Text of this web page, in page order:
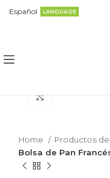
Español LANGUAGE
Home
Productos
Bolsa de Pan